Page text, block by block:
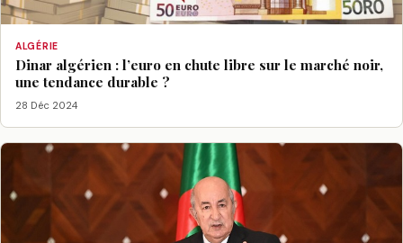
ALGÉRIE
Dinar algérien : l’euro en chute libre sur le marché noir,
une tendance durable ?
28 Déc 2024